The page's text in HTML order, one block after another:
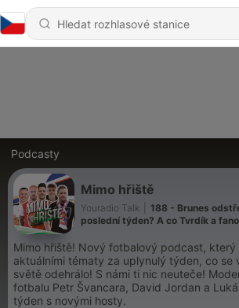
Podcasty
Mimo hřiště
Youradio Talk
188 - Brunes
poslední týden? A co Tvrdík a
Mimo hřiště! Nový fotbalový podcast, který
aktuálními tématy za uplynulý týden, co se
světě odehrálo! S námi ti nic neuteče!
fotbalu Petr Švancara, David Jordan a
týden s novými hosty.